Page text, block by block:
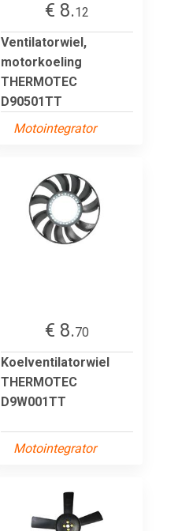
€ 8.12
Ventilatorwiel,
motorkoeling
THERMOTEC
D90501TT
Motointegrator
€ 8.70
Koelventilatorwiel
THERMOTEC
D9W001TT
Motointegrator